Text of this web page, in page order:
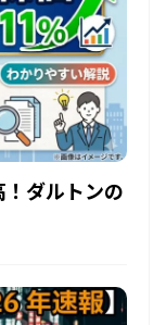
ダルトンの